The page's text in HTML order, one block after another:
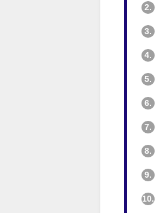
2.
3.
4.
5.
6.
7.
8.
9.
10.